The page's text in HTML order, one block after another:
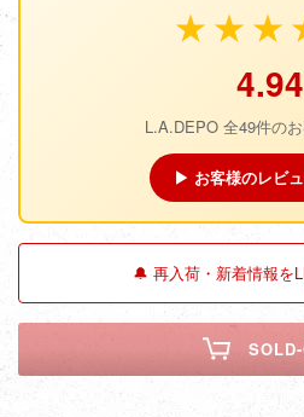
4.94
L.A.DEPO 全49件の
▶ お客様のレビ
🔔 再入荷・新着情報を